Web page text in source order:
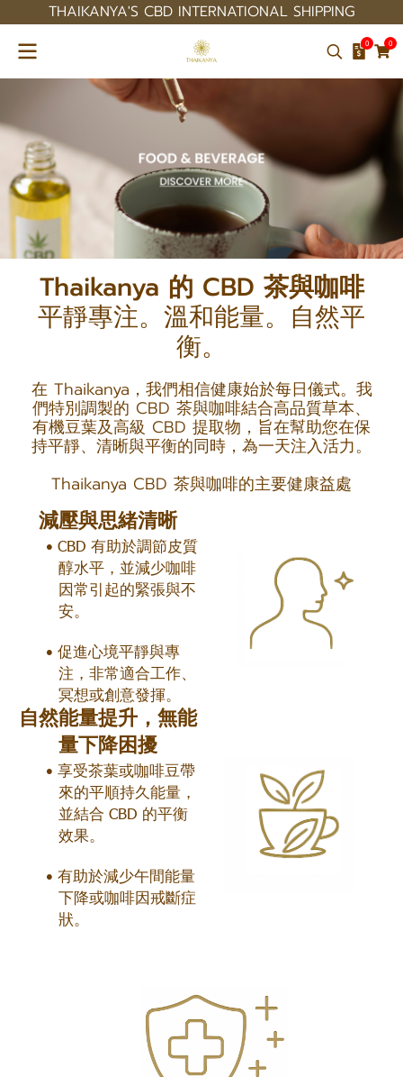
THAIKANYA'S CBD INTERNATIONAL SHIPPING
0 0
Thaikanya 的 CBD 茶與咖啡
平靜專注。溫和能量。自然平
衡。
在 Thaikanya，我們相信健康始於每日儀式。我
們特別調製的 CBD 茶與咖啡結合高品質草本、
有機豆葉及高級 CBD 提取物，旨在幫助您在保
持平靜、清晰與平衡的同時，為一天注入活力。
Thaikanya CBD 茶與咖啡的主要健康益處
減壓與思緒清晰
CBD 有助於調節皮質
醇水平，並減少咖啡
因常引起的緊張與不
安。
促進心境平靜與專
注，非常適合工作、
冥想或創意發揮。
自然能量提升，無能
量下降困擾
享受茶葉或咖啡豆帶
來的平順持久能量，
並結合 CBD 的平衡
效果。
有助於減少午間能量
下降或咖啡因戒斷症
狀。